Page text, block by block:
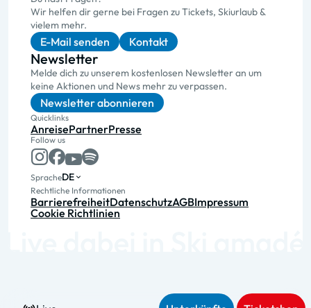
Wir helfen dir gerne bei Fragen zu Tickets, Skiurlaub &
vielem mehr.
E-Mail senden Kontakt
Newsletter
Melde dich zu unserem kostenlosen Newsletter an um
keine Aktionen und News mehr zu verpassen.
Newsletter abonnieren
Quicklinks
AnreisePartnerPresse
Follow us
SpracheDE
Rechtliche Informationen
BarrierefreiheitDatenschutzAGBImpressum
Cookie Richtlinien